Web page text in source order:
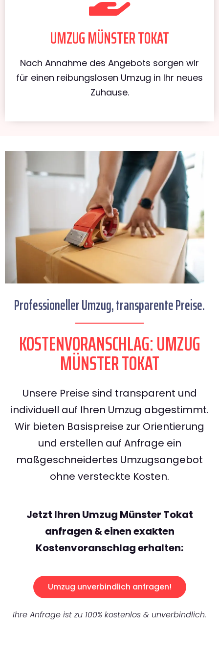
UMZUG MÜNSTER TOKAT
Nach Annahme des Angebots sorgen wir
für einen reibungslosen Umzug in Ihr neues
Zuhause.
Professioneller Umzug, transparente Preise.
KOSTENVORANSCHLAG: UMZUG
MÜNSTER TOKAT
Unsere Preise sind transparent und
individuell auf Ihren Umzug abgestimmt.
Wir bieten Basispreise zur Orientierung
und erstellen auf Anfrage ein
maßgeschneidertes Umzugsangebot
ohne versteckte Kosten.
Jetzt Ihren Umzug Münster Tokat
anfragen & einen exakten
Kostenvoranschlag erhalten:
Umzug unverbindlich anfragen!
Ihre Anfrage ist zu 100% kostenlos & unverbindlich.